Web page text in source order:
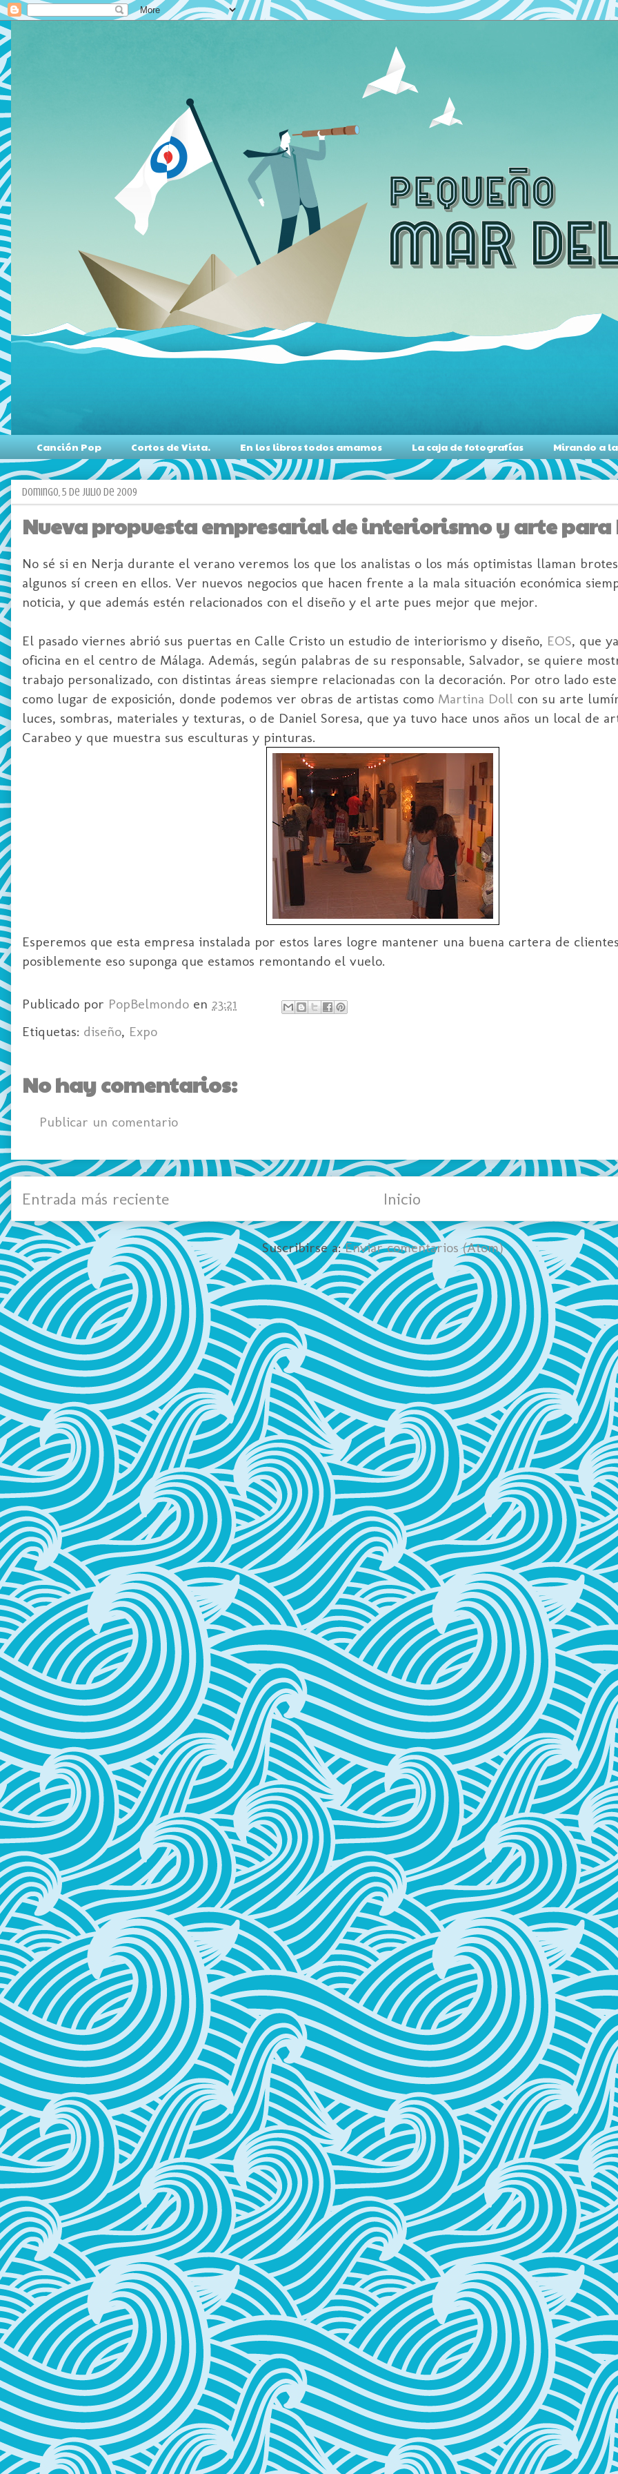
Canción Pop Cortos de Vista. En los libros todos amamos La caja de fotografías Mirando a
domingo, 5 de julio de 2009
Nueva propuesta empresarial de interiorismo y arte para
No sé si en Nerja durante el verano veremos los que los analistas o los más optimistas llaman
algunos sí creen en ellos. Ver nuevos negocios que hacen frente a la mala situación económica
noticia, y que además estén relacionados con el diseño y el arte pues mejor que mejor.
El pasado viernes abrió sus puertas en Calle Cristo un estudio de interiorismo y diseño, EOS, que
oficina en el centro de Málaga. Además, según palabras de su responsable, Salvador, se quiere
trabajo personalizado, con distintas áreas siempre relacionadas con la decoración. Por otro lado
como lugar de exposición, donde podemos ver obras de artistas como Martina Doll con su arte
luces, sombras, materiales y texturas, o de Daniel Soresa, que ya tuvo hace unos años un local de
Carabeo y que muestra sus esculturas y pinturas.
Esperemos que esta empresa instalada por estos lares logre mantener una buena cartera de
posiblemente eso suponga que estamos remontando el vuelo.
Publicado por PopBelmondo en 23:21
Etiquetas: diseño, Expo
No hay comentarios:
Publicar un comentario
Entrada más reciente Inicio
Suscribirse a:Enviar comentarios (Atom)